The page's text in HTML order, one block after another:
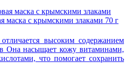
маска с крымскими злаками 70 г
высоким содержанием
Она насыщает кожу витаминами,
что помогает сохранить